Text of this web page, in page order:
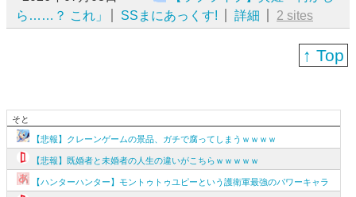
ら……？ これ」
SSまにあっくす! 詳細 2 sites
↑ Top
そと
【悲報】クレーンゲームの景品、ガチで腐ってしまうｗｗｗｗ
【悲報】既婚者と未婚者の人生の違いがこちらｗｗｗｗｗ
【ハンターハンター】モントゥトゥユピーという護衛軍最強のパワーキャラ